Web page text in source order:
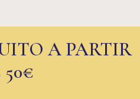
A PARTIR
50€